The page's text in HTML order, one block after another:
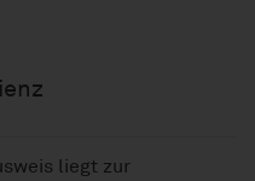
liegt zur